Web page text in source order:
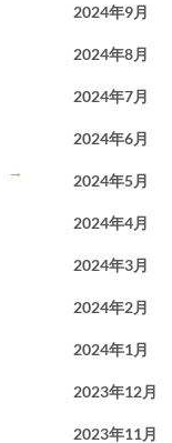
→
2024年9月
2024年8月
2024年7月
2024年6月
2024年5月
2024年4月
2024年3月
2024年2月
2024年1月
2023年12月
2023年11月